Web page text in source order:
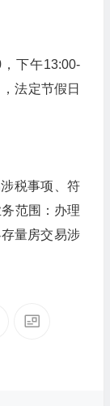
下午13:00-
法定节假日
税事项、符
范围：办理
量房交易涉